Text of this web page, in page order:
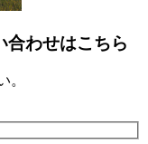
合わせはこちら
。